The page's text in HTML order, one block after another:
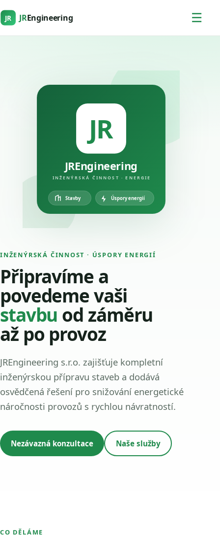
JR JREngineering ☰
INŽENÝRSKÁ ČINNOST · ÚSPORY ENERGIÍ
Připravíme a
povedeme vaši
stavbu od záměru
až po provoz
JREngineering s.r.o. zajišťuje kompletní
inženýrskou přípravu staveb a dodává
osvědčená řešení pro snižování energetické
náročnosti provozů s rychlou návratností.
Nezávazná konzultace Naše služby
JR
JREngineering
INŽENÝRSKÁ ČINNOST · ENERGIE
Stavby Úspory energií
CO DĚLÁME